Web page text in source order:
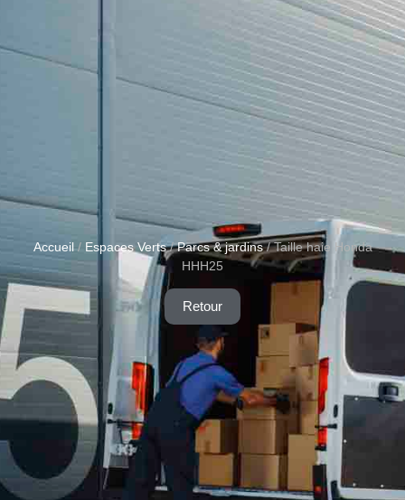
Accueil/ Espaces Verts/Parcs & jardins/ Taille haie Honda
HHH25
Retour